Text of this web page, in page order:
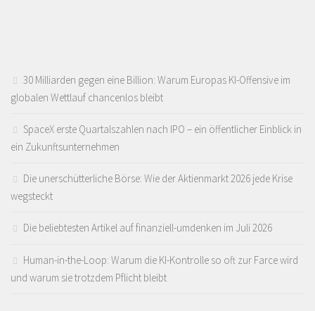
30 Milliarden gegen eine Billion: Warum Europas KI-Offensive im
globalen Wettlauf chancenlos bleibt
SpaceX erste Quartalszahlen nach IPO – ein öffentlicher Einblick in
ein Zukunftsunternehmen
Die unerschütterliche Börse: Wie der Aktienmarkt 2026 jede Krise
wegsteckt
Die beliebtesten Artikel auf finanziell-umdenken im Juli 2026
Human-in-the-Loop: Warum die KI-Kontrolle so oft zur Farce wird
und warum sie trotzdem Pflicht bleibt